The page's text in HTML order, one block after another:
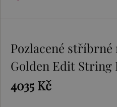
Pozlacené stříbrné
Golden Edit String
4035 Kč